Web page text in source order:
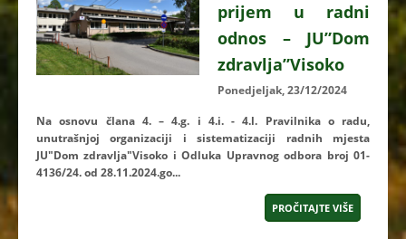
prijem u radni
odnos – JU”Dom
zdravlja”Visoko
Ponedjeljak, 23/12/2024
Na osnovu člana 4. – 4.g. i 4.i. - 4.l. Pravilnika o radu,
unutrašnjoj organizaciji i sistematizaciji radnih mjesta
JU"Dom zdravlja"Visoko i Odluka Upravnog odbora broj 01-
4136/24. od 28.11.2024.go...
PROČITAJTE VIŠE